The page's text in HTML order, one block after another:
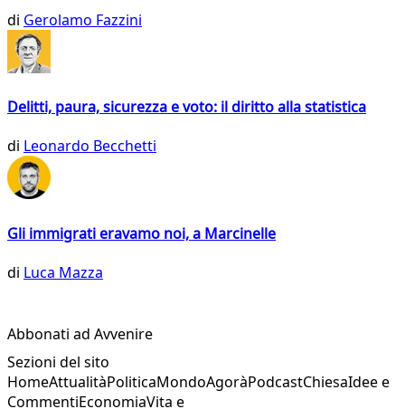
di Gerolamo Fazzini
Delitti, paura, sicurezza e voto: il diritto alla statistica
di Leonardo Becchetti
Gli immigrati eravamo noi, a Marcinelle
di Luca Mazza
Abbonati ad Avvenire
Sezioni del sito
HomeAttualitàPoliticaMondoAgoràPodcastChiesaIdee e
CommentiEconomiaVita e